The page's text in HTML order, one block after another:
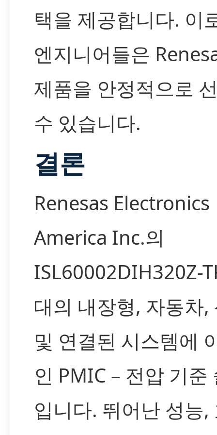
택을 제공합니다. 이
엔지니어들은
제품을 안정적으로
수 있습니다.
결론
Renesas Electronics
America Inc.의
ISL60002DIH320Z-
대의 내장형, 자동차,
및 연결된 시스템에
인 PMIC – 전압 기준
입니다. 뛰어난 성능,